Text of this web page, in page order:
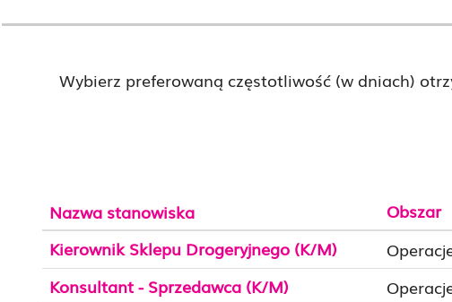
Wybierz preferowaną częstotliwość (w dniach)
Nazwa stanowiska
Obszar
Kierownik Sklepu Drogeryjnego (K/M)
Konsultant - Sprzedawca (K/M)